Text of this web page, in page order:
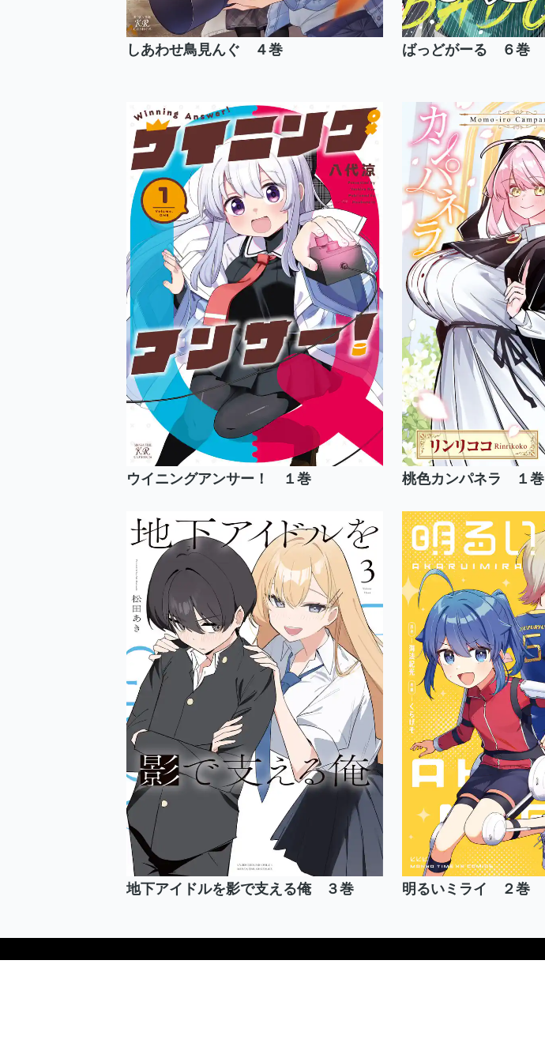
しあわせ鳥見んぐ ４巻 ばっどがーる ６巻
ウイニングアンサー！ １巻 桃色カンパネラ １巻
地下アイドルを影で支える俺 ３巻 明るいミライ ２巻